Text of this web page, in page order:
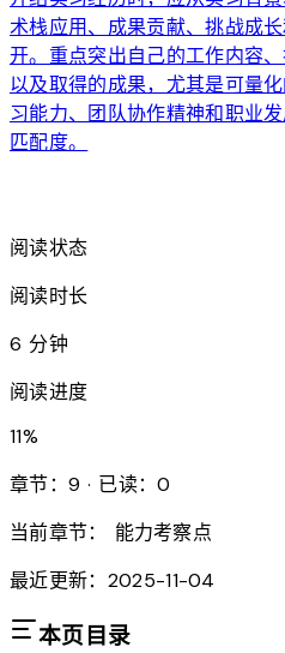
术栈应用、成果贡献、挑战成
开。重点突出自己的工作内容
以及取得的成果，尤其是可量
习能力、团队协作精神和职业
匹配度。
阅读状态
阅读时长
6 分钟
阅读进度
11%
章节：9 · 已读：0
当前章节：
能力考察点
最近更新：2025-11-04
本页目录